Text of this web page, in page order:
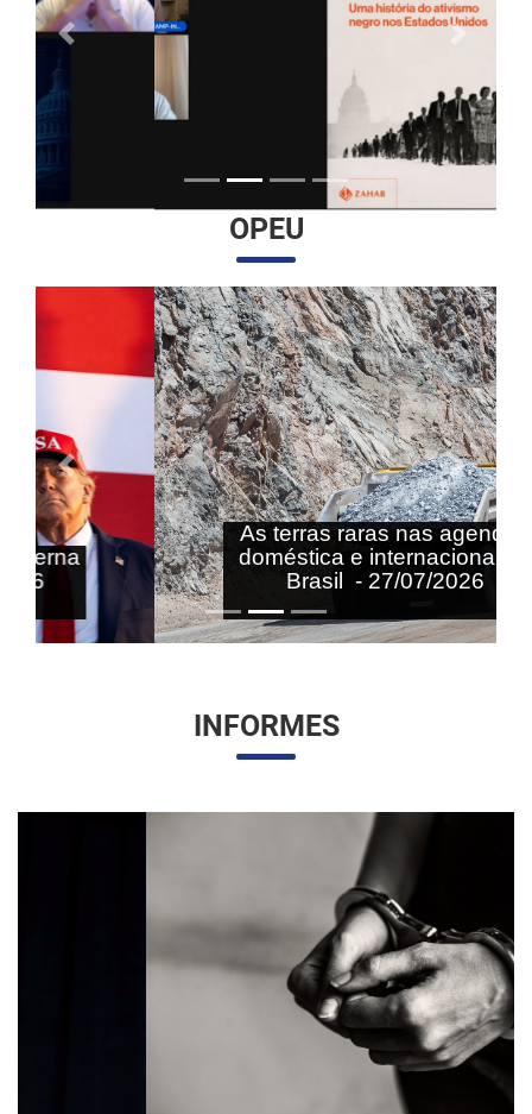
Anterior
OPEU
As terras raras nas agendas
doméstica e internacional do
Brasil - 27/07/2026
Anterior Próximo
INFORMES